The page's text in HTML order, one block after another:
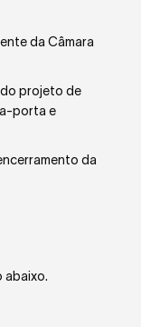
da Câmara
projeto de
porta e
da
abaixo.